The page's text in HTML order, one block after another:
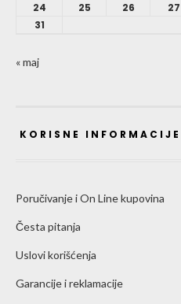
24
25 26 27
31
« maj
KORISNE INFORMACIJE
Poručivanje i On Line kupovina
Česta pitanja
Uslovi korišćenja
Garancije i reklamacije